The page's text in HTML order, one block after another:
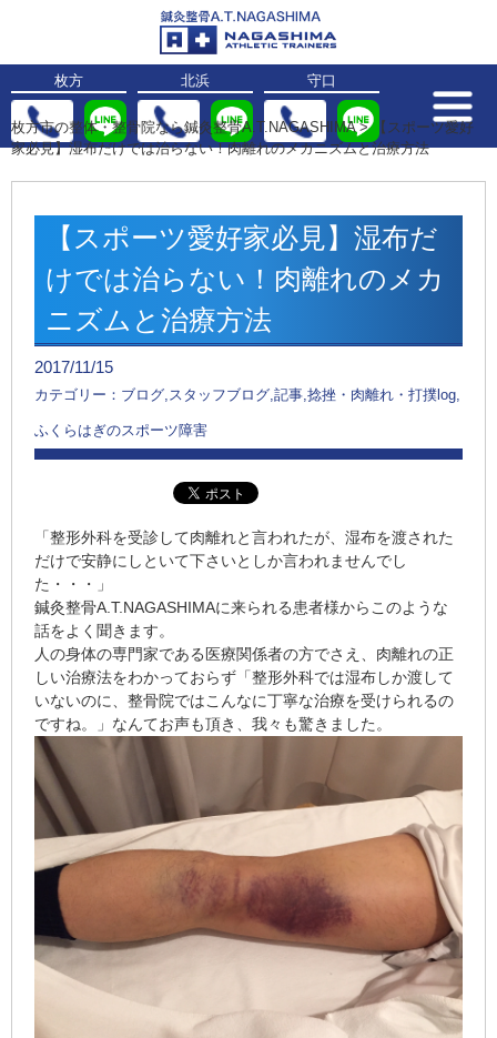
枚方 北浜 守口
枚方市の整体・整骨院なら鍼灸整骨A.T.NAGASHIMA>【スポーツ愛好
家必見】湿布だけでは治らない！肉離れのメカニズムと治療方法
【スポーツ愛好家必見】湿布だ
けでは治らない！肉離れのメカ
ニズムと治療方法
2017/11/15
カテゴリー：ブログ,スタッフブログ,記事,捻挫・肉離れ・打撲log,
ふくらはぎのスポーツ障害
「整形外科を受診して肉離れと言われたが、湿布を渡された
だけで安静にしといて下さいとしか言われませんでし
た・・・」
鍼灸整骨A.T.NAGASHIMAに来られる患者様からこのような
話をよく聞きます。
人の身体の専門家である医療関係者の方でさえ、肉離れの正
しい治療法をわかっておらず「整形外科では湿布しか渡して
いないのに、整骨院ではこんなに丁寧な治療を受けられるの
ですね。」なんてお声も頂き、我々も驚きました。